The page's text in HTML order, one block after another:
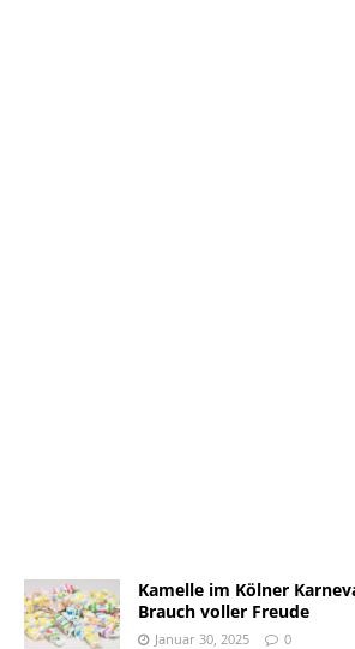
Kamelle im Kölner
Brauch voller Freude
Januar 30, 2025 0